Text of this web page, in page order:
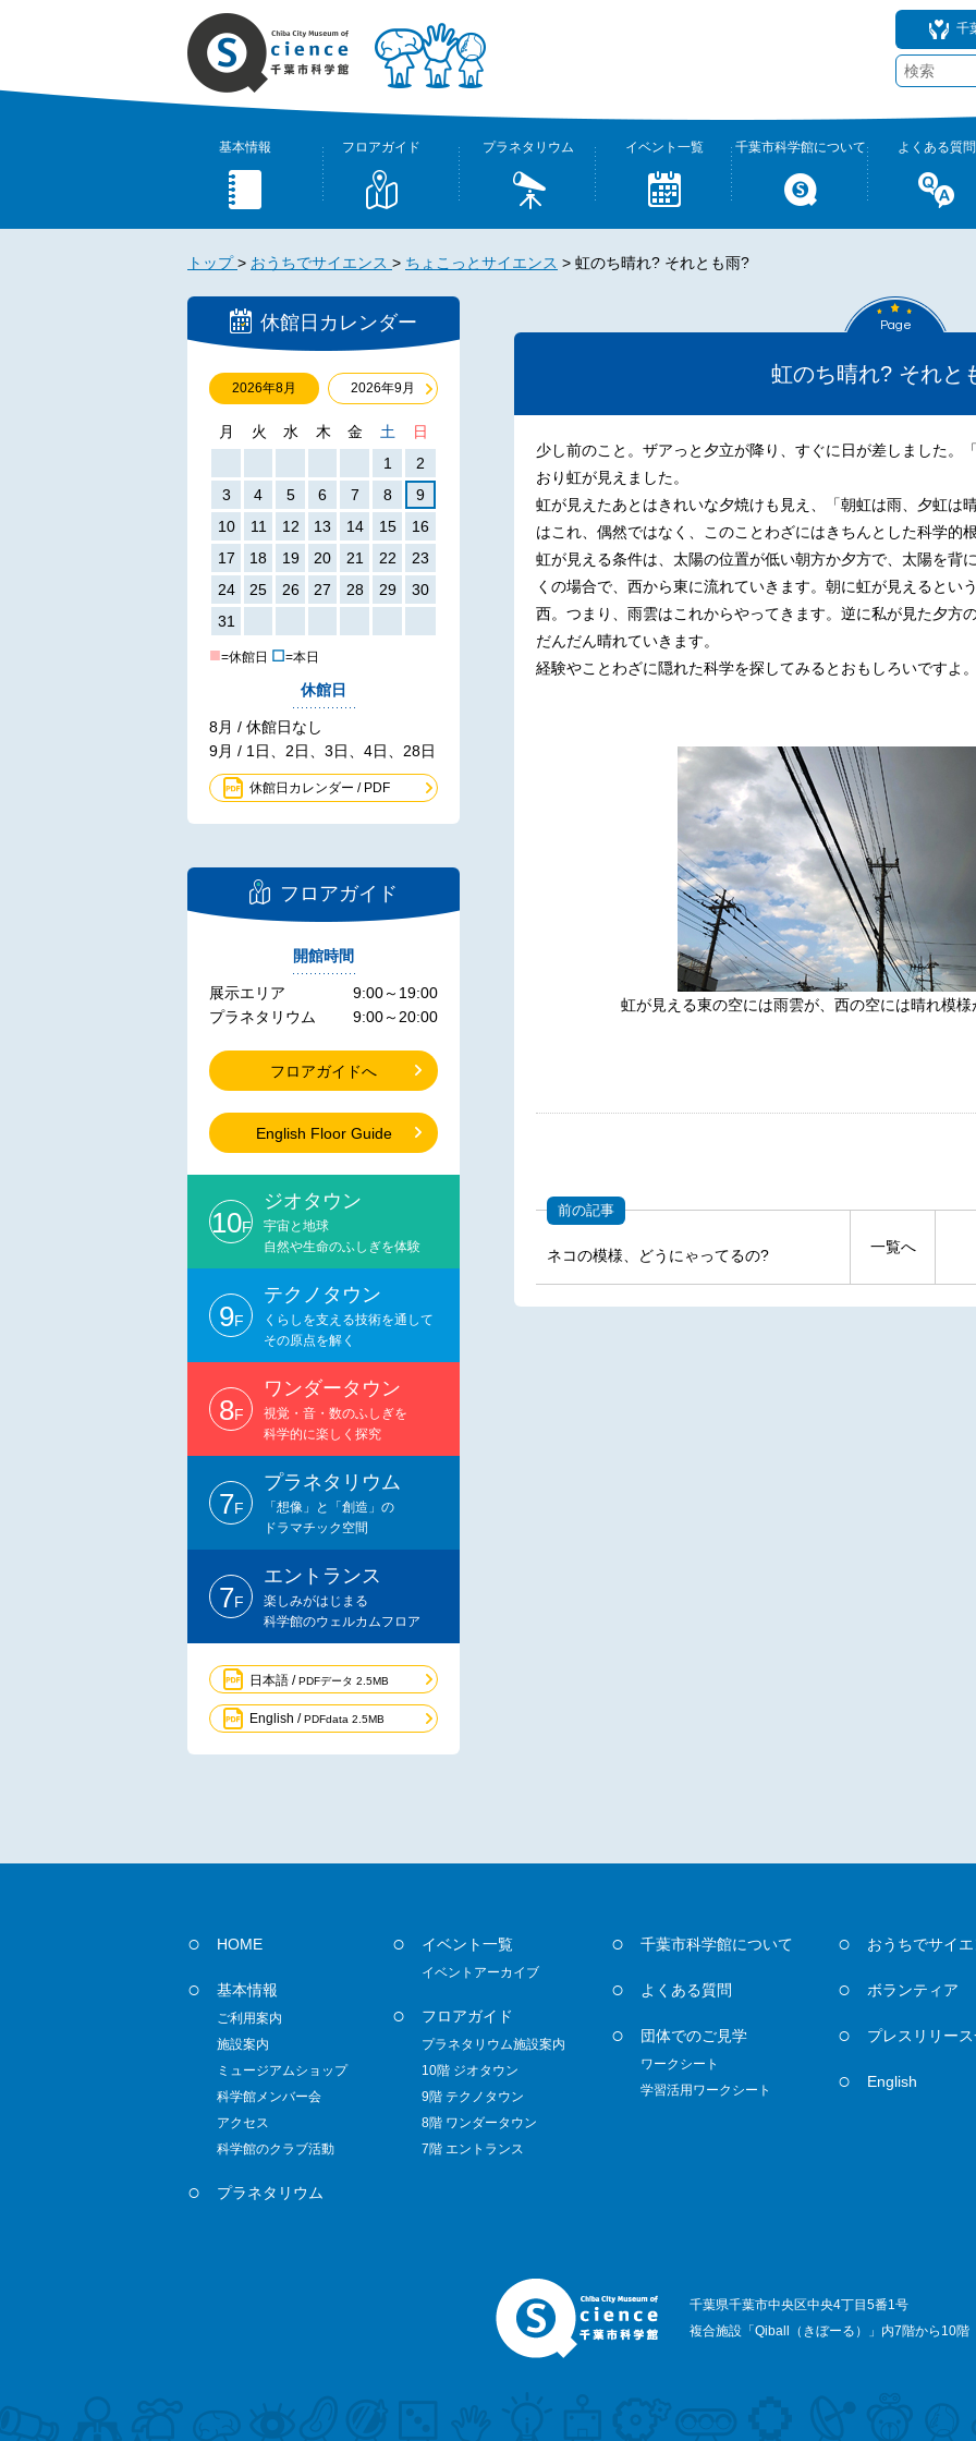
千
基本情報 フロアガイド プラネタリウム イベント一覧 千葉市科学館について よくある質問
トップ > おうちでサイエンス > ちょこっとサイエンス > 虹のち晴れ? それとも雨?
休館日カレンダー
2026年8月 2026年9月
月 火 水 木 金 土
日
1
2
3
4 5 6 7 8
9
10
11 12 13 14 15
16
17
18 19 20 21 22
23
24
25 26 27 28 29
30
31
■=休館日 ☐=本日
休館日
8月 / 休館日なし
9月 / 1日、2日、3日、4日、28日
休館日カレンダー / PDF
フロアガイド
開館時間
展示エリア
プラネタリウム
9:00～19:00
9:00～20:00
フロアガイドへ
English Floor Guide
10F
ジオタウン
宇宙と地球
自然や生命のふしぎを体験
9F
テクノタウン
くらしを支える技術を通して
その原点を解く
8F
ワンダータウン
視覚・音・数のふしぎを
科学的に楽しく探究
7F
プラネタリウム
「想像」と「創造」の
ドラマチック空間
7F
エントランス
楽しみがはじまる
科学館のウェルカムフロア
日本語 /PDFデータ 2.5MB
English /PDFdata 2.5MB
Page
虹のち晴れ? それと
少し前のこと。ザアっと夕立が降り、すぐに日が差しました。
おり虹が見えました。
虹が見えたあとはきれいな夕焼けも見え、「朝虹は雨、夕虹は
はこれ、偶然ではなく、このことわざにはきちんとした科学的
虹が見える条件は、太陽の位置が低い朝方か夕方で、太陽を背
くの場合で、西から東に流れていきます。朝に虹が見えるとい
西。つまり、雨雲はこれからやってきます。逆に私が見た夕方
だんだん晴れていきます。
経験やことわざに隠れた科学を探してみるとおもしろいですよ。
虹が見える東の空には雨雲が、西の空には晴れ模
前の記事
ネコの模様、どうにゃってるの? 一覧へ
HOME
基本情報
ご利用案内
施設案内
ミュージアムショップ
科学館メンバー会
アクセス
科学館のクラブ活動
プラネタリウム
イベント一覧
イベントアーカイブ
フロアガイド
プラネタリウム施設案内
10階 ジオタウン
9階 テクノタウン
8階 ワンダータウン
7階 エントランス
千葉市科学館について
よくある質問
団体でのご見学
ワークシート
学習活用ワークシート
おうちでサイエ
ボランティア
プレスリリー
English
千葉県千葉市中央区中央4丁目5番1号
複合施設「Qiball（きぼーる）」内7階から10階